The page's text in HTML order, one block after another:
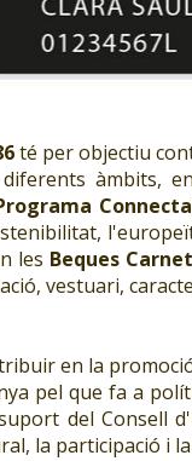
té per objectiu
àmbits,
les Beques
vestuari,
en la
pel que fa a
del Consell
la participació i